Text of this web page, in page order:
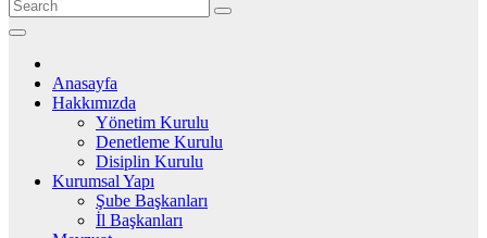
Anasayfa
Hakkımızda
Yönetim Kurulu
Denetleme Kurulu
Disiplin Kurulu
Kurumsal Yapı
Şube Başkanları
İl Başkanları